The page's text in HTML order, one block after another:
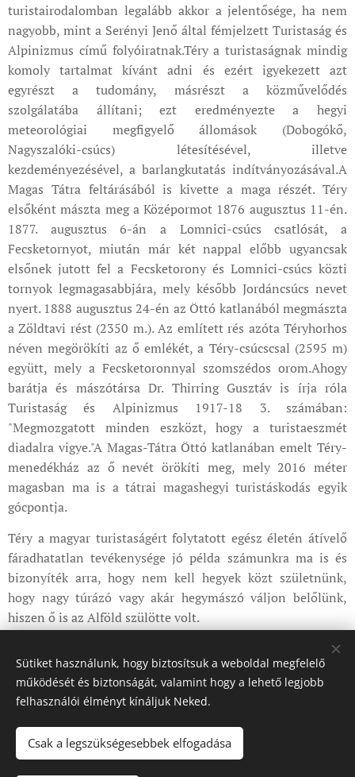
turistairodalomban legalább akkor a jelentősége, ha nem
nagyobb, mint a Serényi Jenő által fémjelzett Turistaság és
Alpinizmus című folyóiratnak.Téry a turistaságnak mindig
komoly tartalmat kívánt adni és ezért igyekezett azt
egyrészt a tudomány, másrészt a közművelődés
szolgálatába állítani; ezt eredményezte a hegyi
meteorológiai megfigyelő állomások (Dobogókő,
Nagyszalóki-csúcs) létesítésével, illetve
kezdeményezésével, a barlangkutatás indítványozásával.A
Magas Tátra feltárásából is kivette a maga részét. Téry
elsőként mászta meg a Középormot 1876 augusztus 11-én.
1877. augusztus 6-án a Lomnici-csúcs csatlósát, a
Fecsketornyot, miután már két nappal előbb ugyancsak
elsőnek jutott fel a Fecsketorony és Lomnici-csúcs közti
tornyok legmagasabbjára, mely később Jordáncsúcs nevet
nyert. 1888 augusztus 24-én az Öttó katlanából megmászta
a Zöldtavi rést (2350 m.). Az említett rés azóta Téryhorhos
néven megörökíti az ő emlékét, a Téry-csúcscsal (2595 m)
együtt, mely a Fecsketoronnyal szomszédos orom.Ahogy
barátja és mászótársa Dr. Thirring Gusztáv is írja róla
Turistaság és Alpinizmus 1917-18 3. számában:
"Megmozgatott minden eszközt, hogy a turistaeszmét
diadalra vigye."A Magas-Tátra Öttó katlanában emelt Téry-
menedékház az ő nevét örökíti meg, mely 2016 méter
magasban ma is a tátrai magashegyi turistáskodás egyik
gócpontja.
Téry a magyar turistaságért folytatott egész életén átívelő
fáradhatatlan tevékenysége jó példa számunkra ma is és
bizonyíték arra, hogy nem kell hegyek közt születnünk,
hogy nagy túrázó vagy akár hegymászó váljon belőlünk,
hiszen ő is az Alföld szülötte volt.
Share
© 2025 a Magyar Léptek oldala. Minden jog fenntartva.
Sütiket használunk, hogy biztosítsuk a weboldal megfelelő
működését és biztonságát, valamint hogy a lehető legjobb
felhasználói élményt kínáljuk Neked.
Csak a legszükségesebbek elfogadása